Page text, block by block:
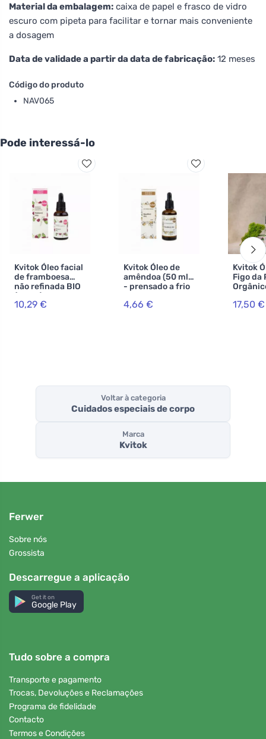
Material da embalagem: caixa de papel e frasco de vidro
escuro com pipeta para facilitar e tornar mais conveniente
a dosagem
Data de validade a partir da data de fabricação: 12 meses
Código do produto
NAV065
Pode interessá-lo
Kvitok Óleo facial
de framboesa
não refinada BIO
(30 ml) - com
ligeiro aroma de
10,29 €
Kvitok Óleo de
amêndoa (50 ml)
- prensado a frio
4,66 €
Kvitok
Figo da
17,50 €
Voltar à categoria
Cuidados especiais de corpo
Marca
Kvitok
Ferwer
Sobre nós
Grossista
Descarregue a aplicação
Get it on
Google Play
Tudo sobre a compra
Transporte e pagamento
Trocas, Devoluções e Reclamações
Programa de fidelidade
Contacto
Termos e Condições